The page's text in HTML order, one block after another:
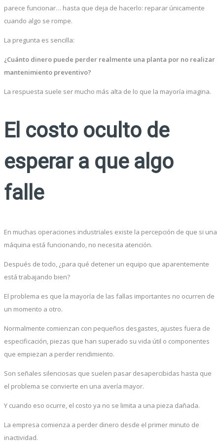
parece funcionar… hasta que deja de hacerlo: reparar únicamente
cuando algo se rompe.
La pregunta es sencilla:
¿Cuánto dinero puede perder realmente una planta por no realizar
mantenimiento preventivo?
La respuesta suele ser mucho más alta de lo que la mayoría imagina.
El costo oculto de
esperar a que algo
falle
En muchas operaciones industriales existe la percepción de que si una
máquina está funcionando, no necesita atención.
Después de todo, ¿para qué detener un equipo que aparentemente
está trabajando bien?
El problema es que la mayoría de las fallas importantes no ocurren de
un momento a otro.
Normalmente comienzan con pequeños desgastes, ajustes fuera de
especificación, piezas que han superado su vida útil o componentes
que empiezan a perder rendimiento.
Son señales silenciosas que suelen pasar desapercibidas hasta que
el problema se convierte en una avería mayor.
Y cuando eso ocurre, el costo ya no se limita a una pieza dañada.
La empresa comienza a perder dinero desde el primer minuto de
inactividad.